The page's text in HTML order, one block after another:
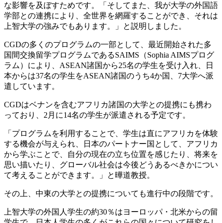
な影響を及ぼすためです。「そしてまた、我が大学の外国語
学部との連携により、全世界を網羅することができ、それは
上智大学の強みでもあります。」と説明しました。
CGDの多くのプログラムの一部として、最近開始された多
国間交換留学プログラムであるSAIMS（Sophia AIMSプログ
ラム）により、ASEAN諸国から25名の学生を受け入れ、日
本からは37名の学生をASEAN諸国のうち4か国、7大学へ派
遣しています。
CGDはベナンを含むアフリカ諸国の大学との提携にも携わ
っており、2月に14名の学生が派遣される予定です。
「プログラムを利用することで、学生は直にアフリカを体験
する機会が与えられ、日本のパートナー国として、アフリカ
から学ぶことで、自分の現在の立ち位置を感じたり、将来を
思い描いたり、グローバル社会は今後どうあるべきかについ
て考えることができます。」と曄道教授。
その上、中東の大学との提携についても進行中の段階です。
上智大学の外国人学生の約30％はヨーロッパ・北米からの留